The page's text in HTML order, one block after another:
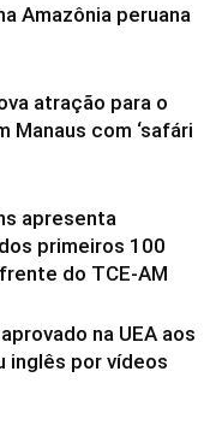
Amazônia peruana
atração para o
Manaus com ‘safári
apresenta
primeiros 100
do TCE-AM
aprovado na UEA aos
inglês por vídeos